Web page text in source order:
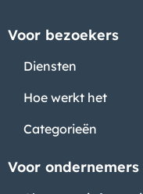
Voor bezoekers
Diensten
Hoe werkt het
Categorieën
Voor ondernemers